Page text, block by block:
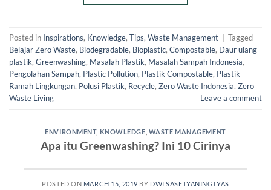
Posted in Inspirations, Knowledge, Tips, Waste Management
Tagged
Belajar Zero Waste, Biodegradable, Bioplastic, Compostable, Daur ulang
plastik, Greenwashing, Masalah Plastik, Masalah Sampah Indonesia,
Pengolahan Sampah, Plastic Pollution, Plastik Compostable, Plastik
Ramah Lingkungan, Polusi Plastik, Recycle, Zero Waste Indonesia, Zero
Waste Living
Leave a comment
ENVIRONMENT, KNOWLEDGE WASTE MANAGEMENT
Apa itu Greenwashing? Ini 10 Cirinya
POSTED ON MARCH 15, 2019 BY DWI SASETYANINGTYAS